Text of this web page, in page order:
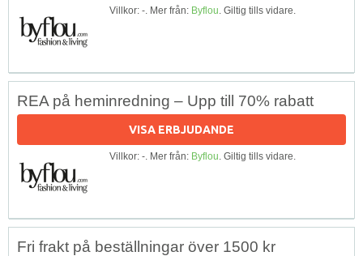
Villkor: -. Mer från: Byflou. Giltig tills vidare.
REA på heminredning – Upp till 70% rabatt
VISA ERBJUDANDE
Villkor: -. Mer från: Byflou. Giltig tills vidare.
Fri frakt på beställningar över 1500 kr